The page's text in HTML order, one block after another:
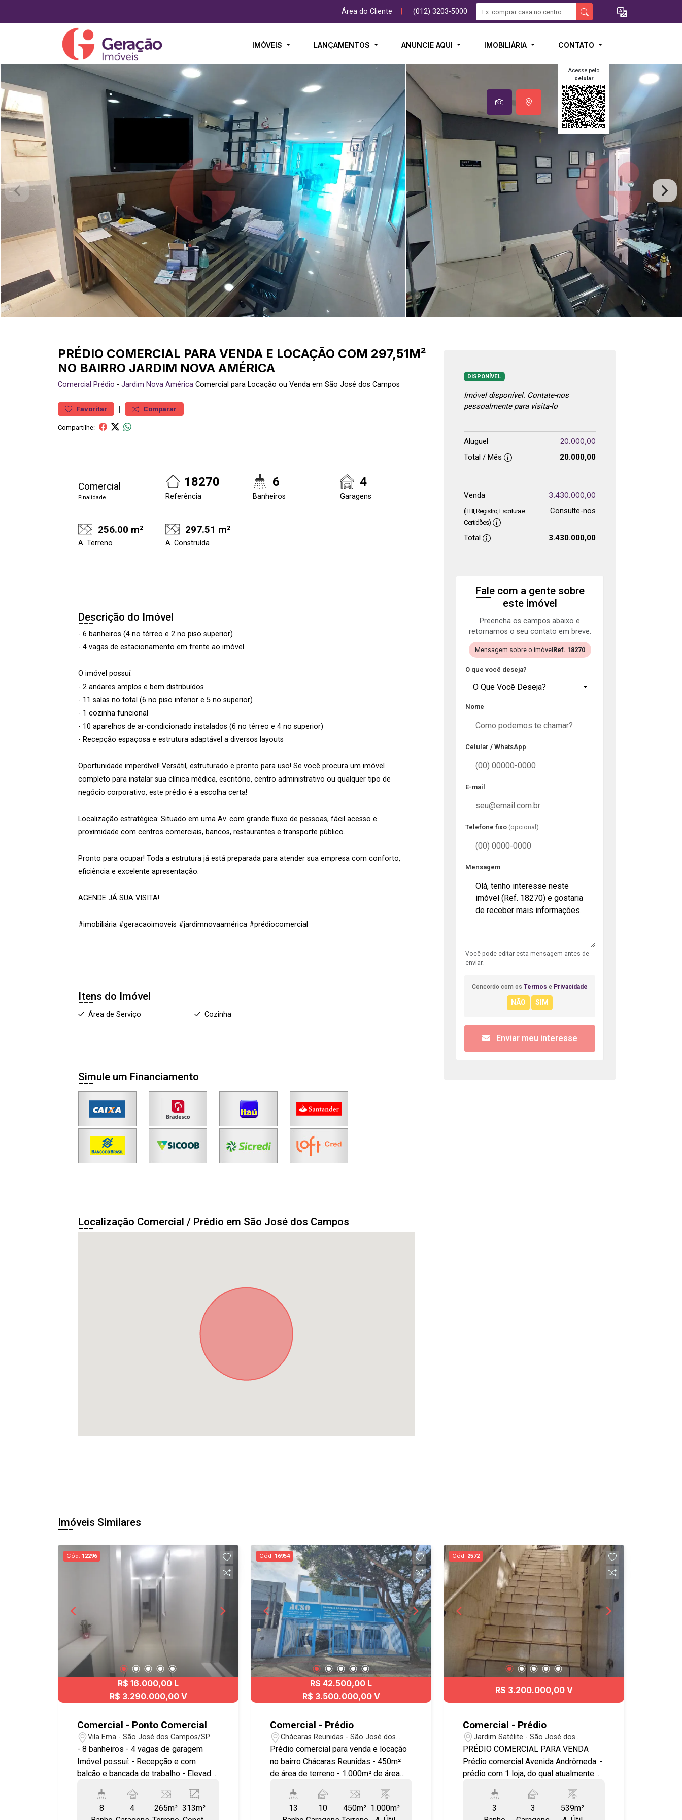
Área do Cliente (012) 3203-5000
IMÓVEIS LANÇAMENTOS ANUNCIE AQUI IMOBILIÁRIA CONTATO
Acesse pelo
celular
PRÉDIO COMERCIAL PARA VENDA E LOCAÇÃO COM 297,51M²
NO BAIRRO JARDIM NOVA AMÉRICA
Comercial Prédio - Jardim Nova América Comercial para Locação ou Venda em São José dos Campos
Favoritar | Comparar
Compartilhe:
Comercial
Finalidade
18270
Referência
6
Banheiros
4
Garagens
256.00 m²
A. Terreno
297.51 m²
A. Construída
Descrição do Imóvel
- 6 banheiros (4 no térreo e 2 no piso superior)
- 4 vagas de estacionamento em frente ao imóvel
O imóvel possuí:
- 2 andares amplos e bem distribuídos
- 11 salas no total (6 no piso inferior e 5 no superior)
- 1 cozinha funcional
- 10 aparelhos de ar-condicionado instalados (6 no térreo e 4 no superior)
- Recepção espaçosa e estrutura adaptável a diversos layouts
Oportunidade imperdível! Versátil, estruturado e pronto para uso! Se você procura um imóvel
completo para instalar sua clínica médica, escritório, centro administrativo ou qualquer tipo de
negócio corporativo, este prédio é a escolha certa!
Localização estratégica: Situado em uma Av. com grande fluxo de pessoas, fácil acesso e
proximidade com centros comerciais, bancos, restaurantes e transporte público.
Pronto para ocupar! Toda a estrutura já está preparada para atender sua empresa com conforto,
eficiência e excelente apresentação.
AGENDE JÁ SUA VISITA!
#imobiliária #geracaoimoveis #jardimnovaamérica #prédiocomercial
Itens do Imóvel
Área de Serviço Cozinha
Simule um Financiamento
Localização Comercial / Prédio em São José dos Campos
DISPONÍVEL
Imóvel disponível. Contate-nos
pessoalmente para visita-lo
Aluguel 20.000,00
Total / Mês 20.000,00
Venda 3.430.000,00
(ITBI, Registro, Escritura e
Certidões)
Consulte-nos
Total 3.430.000,00
Fale com a gente sobre
este imóvel
Preencha os campos abaixo e
retornamos o seu contato em breve.
Mensagem sobre o imóvel Ref. 18270
O que você deseja?
O Que Você Deseja?
Nome
Celular / WhatsApp
E-mail
Telefone fixo (opcional)
Mensagem
Você pode editar esta mensagem antes de
enviar.
Concordo com os Termos e Privacidade
Enviar meu interesse
Imóveis Similares
Cód. 12296
R$ 16.000,00 L
R$ 3.290.000,00 V
Comercial - Ponto Comercial
Vila Ema - São José dos Campos/SP
- 8 banheiros - 4 vagas de garagem
Imóvel possuí: - Recepção e com
balcão e bancada de trabalho - Elevador
interna com balcão de mármore e teto
de vidro - Porcelanato em todo prédio -
8
4
265m² 313m²
Cód. 16954
R$ 42.500,00 L
R$ 3.500.000,00 V
Comercial - Prédio
Chácaras Reunidas - São José dos
Campos/SP
Prédio comercial para venda e locação
no bairro Chácaras Reunidas - 450m²
de área de terreno - 1.000m² de área
10 Vagas de garagem Prédio comercial
com: Sala térrea com: Recepção com
13
10
450m² 1.000m²
Cód. 2572
R$ 3.200.000,00 V
Comercial - Prédio
Jardim Satélite - São José dos
Campos/SP
PRÉDIO COMERCIAL PARA VENDA
Prédio comercial Avenida Andrômeda. -
prédio com 1 loja, do qual atualmente
no valor de R$ 4.000,00 - 1 sala
comercial atualmente para locação no
3
3
539m²